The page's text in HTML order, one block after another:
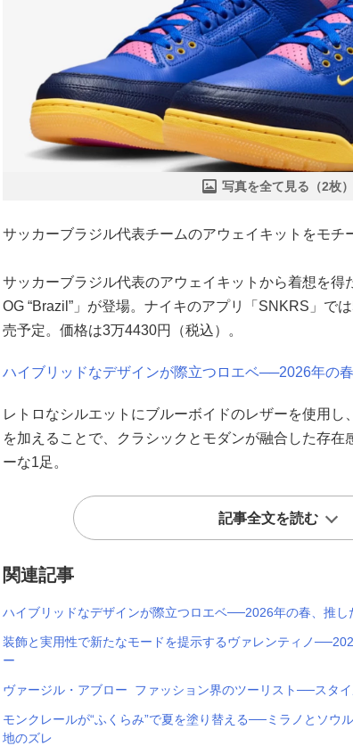
写真を全て見る（2枚）
サッカーブラジル代表チームのアウェイキットをモチ
サッカーブラジル代表のアウェイキットから着想を得
OG “Brazil”」が登場。ナイキのアプリ「SNKRS」で
売予定。価格は3万4430円（税込）。
ハイブリッドなデザインが際立つロエベ──2026年の
レトロなシルエットにブルーボイドのレザーを使用し
を加えることで、クラシックとモダンが融合した存在
ーな1足。
記事全文を読む
関連記事
ハイブリッドなデザインが際立つロエベ──2026年の春、推し
装飾と実用性で新たなモードを提示するヴァレンティノ
ー
ヴァージル・アブロー ファッション界のツーリスト──スタ
モンクレールが“ふくらみ”で夏を塗り替える──ミラノとソウ
地のズレ